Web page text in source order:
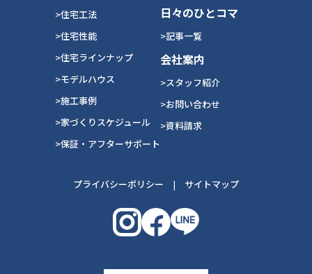
>住宅工法
>住宅性能
>住宅ラインナップ
>モデルハウス
>施工事例
>家づくりスケジュール
>保証・アフターサポート
日々のひとコマ
>記事一覧
会社案内
>スタッフ紹介
>お問い合わせ
>資料請求
プライバシーポリシー | サイトマップ